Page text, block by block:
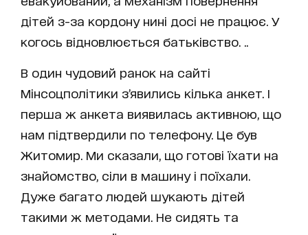
дітей з-за кордону нині досі не працює. У
когось відновлюється батьківство. ..
В один чудовий ранок на сайті
Мінсоцполітики з’явились кілька анкет. І
перша ж анкета виявилась активною, що
нам підтвердили по телефону. Це був
Житомир. Ми сказали, що готові їхати на
знайомство, сіли в машину і поїхали.
Дуже багато людей шукають дітей
такими ж методами. Не сидять та